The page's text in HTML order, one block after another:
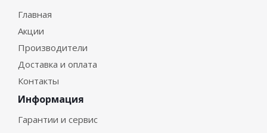
Главная
Акции
Производители
Доставка и оплата
Контакты
Информация
Гарантии и сервис